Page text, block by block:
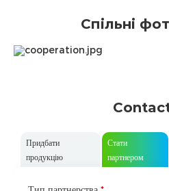
Спільні
Придбати
продукцію
Стати
партнером